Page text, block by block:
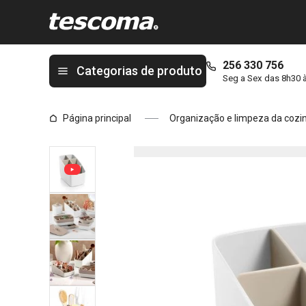
Categorias de produto 256 330 756
Seg a Sex das 8h30
Página principal Organização e limpeza da